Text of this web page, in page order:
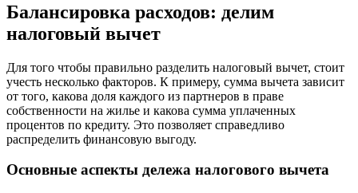
Балансировка расходов: делим
налоговый вычет
Для того чтобы правильно разделить налоговый вычет, стоит
учесть несколько факторов. К примеру, сумма вычета зависит
от того, какова доля каждого из партнеров в праве
собственности на жилье и какова сумма уплаченных
процентов по кредиту. Это позволяет справедливо
распределить финансовую выгоду.
Основные аспекты дележа налогового вычета